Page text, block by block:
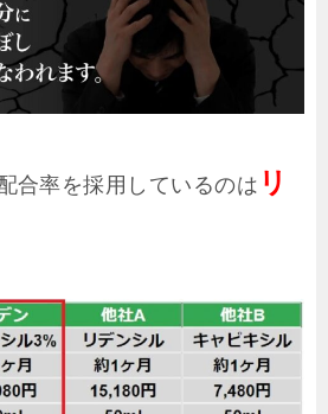
合率を採用しているのは リ